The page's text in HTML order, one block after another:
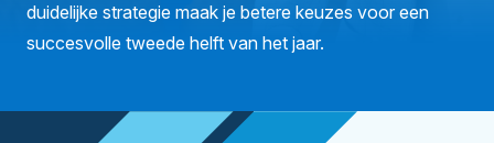
duidelijke strategie maak je betere keuzes voor een
succesvolle tweede helft van het jaar.